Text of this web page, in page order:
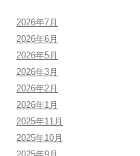
2026年7月
2026年6月
2026年5月
2026年3月
2026年2月
2026年1月
2025年11月
2025年10月